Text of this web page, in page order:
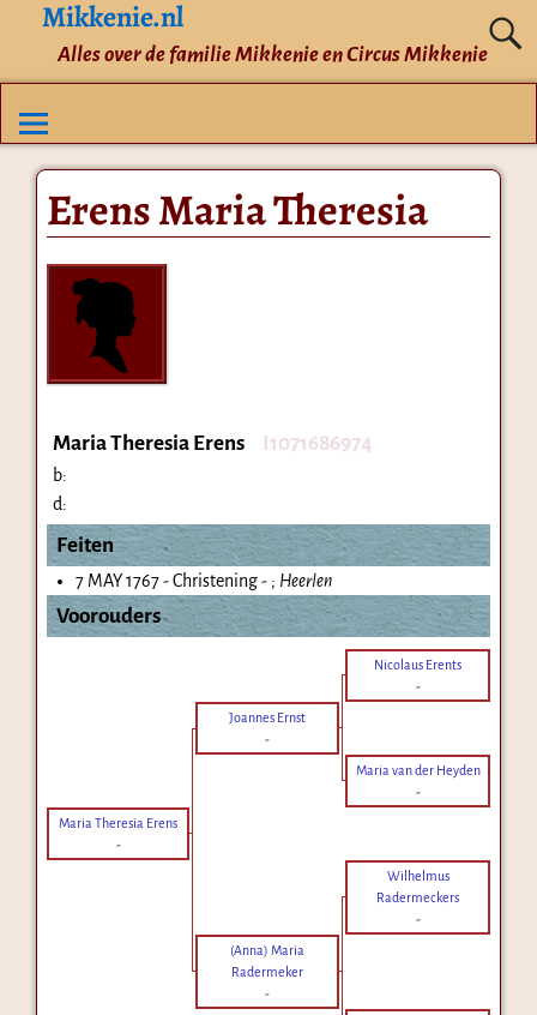
Mikkenie.nl
Alles over de familie Mikkenie en Circus Mikkenie
Erens Maria Theresia
Maria Theresia Erens I1071686974
b:
d:
Feiten
7 MAY 1767 - Christening - ; Heerlen
Voorouders
Nicolaus Erents
-
Joannes Ernst
-
Maria van der Heyden
-
Maria Theresia Erens
-
Wilhelmus
Radermeckers
-
(Anna) Maria
Radermeker
-